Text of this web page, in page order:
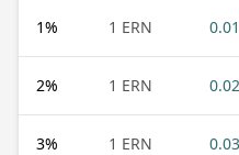
1% 1 ERN
2% 1 ERN
3% 1 ERN